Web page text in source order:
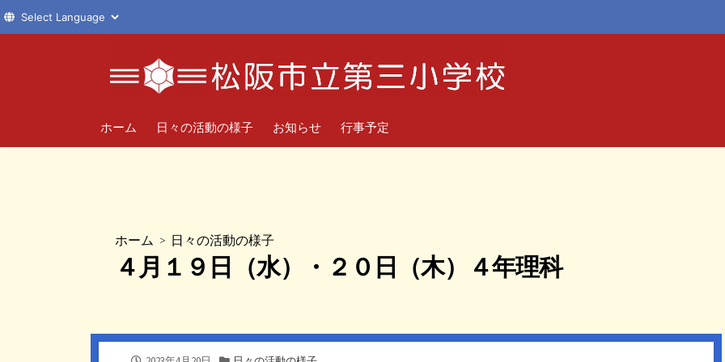
へ
ホーム 日々の活動の様子 お知らせ 行事予定
ホーム > 日々の活動の様子
４月１９日（水）・２０日（木）４年理科
公
カ